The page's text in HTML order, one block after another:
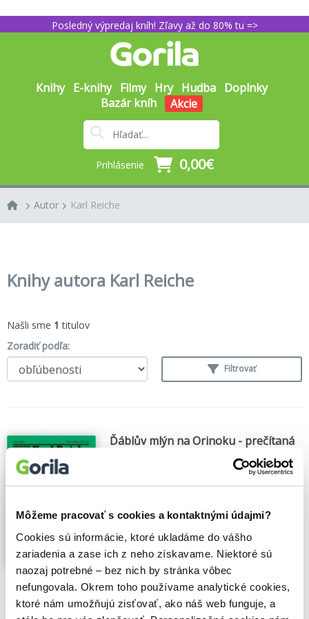
Môžeme pracovať s cookies a kontaktnými údajmi?
Cookies sú informácie, ktoré ukladáme do vášho
zariadenia a zase ich z neho získavame. Niektoré sú
naozaj potrebné – bez nich by stránka vôbec
nefungovala. Okrem toho používame analytické cookies,
ktoré nám umožňujú zisťovať, ako náš web funguje, a
Posledný výpredaj kníh! Zľavy až do 80% tu =>
Knihy E-knihy Filmy Hry Hudba Doplnky
Bazár kníh
Akcie
Prihlásenie 0,00€
Autor Karl Reiche
Knihy autora Karl Reiche
Našli sme 1 titulov
Zoradiť podľa:
Filtrovať
Ďáblův mlýn na Orinoku - prečítaná
(bazár kníh)
(1974)
Vražda lékaře, který se v deltě Orinoka
bahenní zimnici, je jen počátkem zločinů,
korupce a rasové...
Zobraziť viac
🌴 Máme na sklade, posielame ihneď.
1,20€ Do košíka